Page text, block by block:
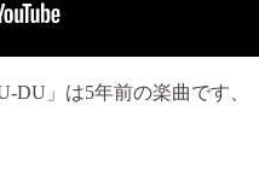
」は5年前の楽曲です、